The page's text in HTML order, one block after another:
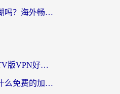
国外可以打幻想江湖吗？海外畅玩国服游戏的终极指南
海外党必看：快帆TV版VPN好用吗？和Easyback VPN对比哪个回国效果更好？附2026真实测评
人在海外，到底有什么免费的加速器能让我安心追剧打游戏？